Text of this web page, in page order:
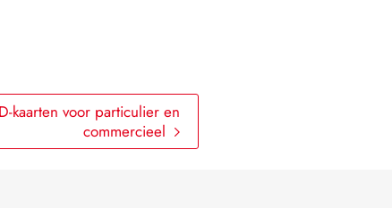
kaarten voor particulier en
commercieel
Bediening
Contact